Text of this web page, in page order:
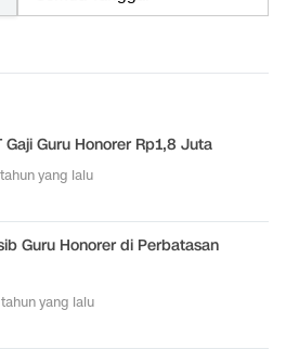
Gaji Guru Honorer Rp1,8 Juta
tahun yang lalu
Guru Honorer di Perbatasan
tahun yang lalu